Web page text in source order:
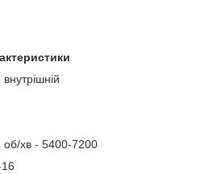
об/хв - 5400-7200